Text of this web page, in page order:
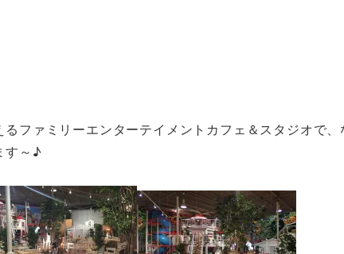
ファミリーエンターテイメントカフェ＆スタジオで
す～♪